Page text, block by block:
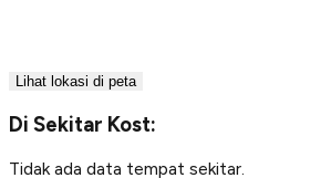
Lihat lokasi di peta
Di Sekitar Kost:
Tidak ada data tempat sekitar.